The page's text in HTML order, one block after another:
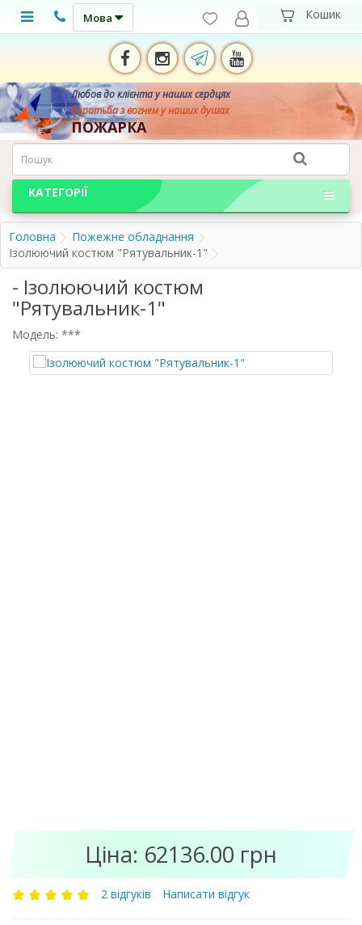
Мова
Любов до клієнта у наших сердцях
боротьба з вогнем у наших душах
ПОЖАРКА
КАТЕГОРІЇ
Головна
Пожежне обладнання
Ізолюючий костюм "Рятувальник-1"
- Ізолюючий костюм
"Рятувальник-1"
Модель: ***
Ціна: 62136.00 грн
2 відгуків Написати відгук